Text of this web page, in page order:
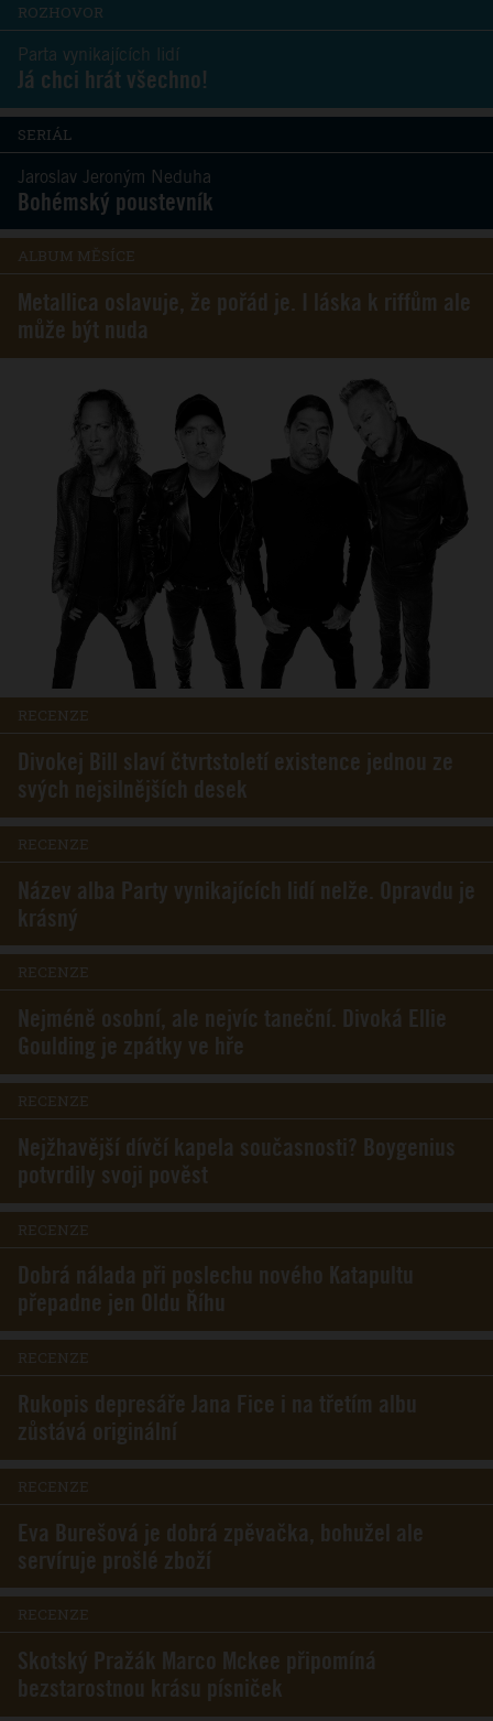
ROZHOVOR
Parta vynikajících lidí
Já chci hrát všechno!
SERIÁL
Jaroslav Jeroným Neduha
Bohémský poustevník
ALBUM MĚSÍCE
Metallica oslavuje, že pořád je. I láska k riffům ale
může být nuda
RECENZE
Divokej Bill slaví čtvrtstoletí existence jednou ze
svých nejsilnějších desek
RECENZE
Název alba Party vynikajících lidí nelže. Opravdu je
krásný
RECENZE
Nejméně osobní, ale nejvíc taneční. Divoká Ellie
Goulding je zpátky ve hře
RECENZE
Nejžhavější dívčí kapela současnosti? Boygenius
potvrdily svoji pověst
RECENZE
Dobrá nálada při poslechu nového Katapultu
přepadne jen Oldu Říhu
RECENZE
Rukopis depresáře Jana Fice i na třetím albu
zůstává originální
RECENZE
Eva Burešová je dobrá zpěvačka, bohužel ale
servíruje prošlé zboží
RECENZE
Skotský Pražák Marco Mckee připomíná
bezstarostnou krásu písniček